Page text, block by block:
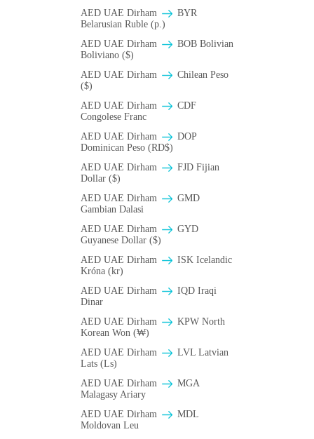
AED UAE Dirham
BYR
Belarusian Ruble (p.)
AED UAE Dirham
BOB Bolivian
Boliviano ($)
AED UAE Dirham
Chilean Peso
($)
AED UAE Dirham
CDF
Congolese Franc
AED UAE Dirham
DOP
Dominican Peso (RD$)
AED UAE Dirham
FJD Fijian
Dollar ($)
AED UAE Dirham
GMD
Gambian Dalasi
AED UAE Dirham
GYD
Guyanese Dollar ($)
AED UAE Dirham
ISK Icelandic
Króna (kr)
AED UAE Dirham
IQD Iraqi
Dinar
AED UAE Dirham
KPW North
Korean Won (₩)
AED UAE Dirham
LVL Latvian
Lats (Ls)
AED UAE Dirham
MGA
Malagasy Ariary
AED UAE Dirham
MDL
Moldovan Leu